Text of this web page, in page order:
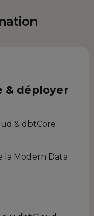
& déployer
& dbtCore
Modern Data